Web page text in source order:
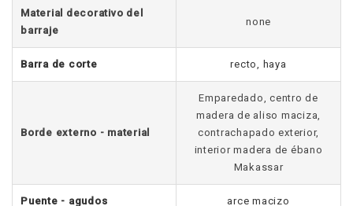
Material decorativo del
barraje
none
Barra de corte recto, haya
Borde externo - material
Emparedado, centro de
madera de aliso maciza,
contrachapado exterior,
interior madera de ébano
Makassar
Puente - agudos arce macizo